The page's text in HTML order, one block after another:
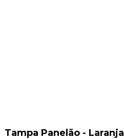
Tampa Panelão - Laranja